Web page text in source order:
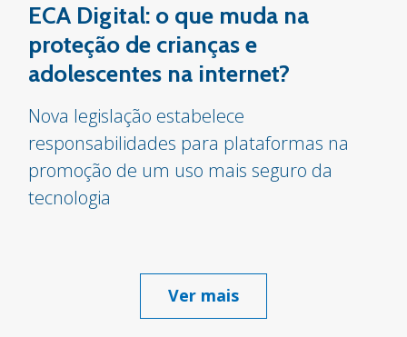
ECA Digital: o que muda na
proteção de crianças e
adolescentes na internet?
Nova legislação estabelece
responsabilidades para plataformas na
promoção de um uso mais seguro da
tecnologia
Ver mais